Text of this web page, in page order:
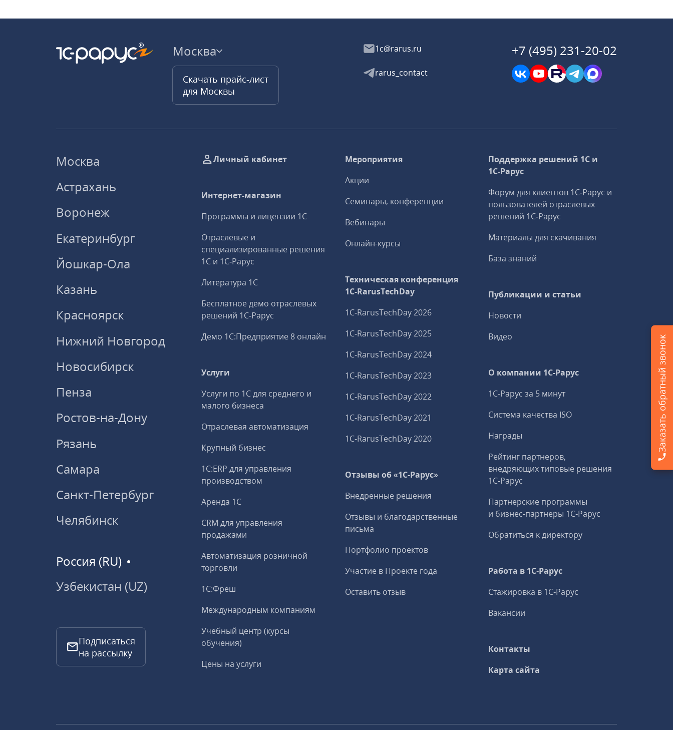
Москва
Скачать прайс-лист
для Москвы
1c@rarus.ru
rarus_contact
+7 (495) 231-20-02
Москва
Астрахань
Воронеж
Екатеринбург
Йошкар-Ола
Казань
Красноярск
Нижний Новгород
Новосибирск
Пенза
Ростов-на-Дону
Рязань
Самара
Санкт-Петербург
Челябинск
Россия (RU)
Узбекистан (UZ)
Подписаться
на рассылку
Личный кабинет
Интернет-магазин
Программы и лицензии 1С
Отраслевые и
специализированные решения
1С и 1С‑Рарус
Литература 1С
Бесплатное демо отраслевых
решений 1С‑Рарус
Демо 1С:Предприятие 8 онлайн
Услуги
Услуги по 1С для среднего и
малого бизнеса
Отраслевая автоматизация
Крупный бизнес
1С:ERP для управления
производством
Аренда 1С
CRM для управления
продажами
Автоматизация розничной
торговли
1С:Фреш
Международным компаниям
Учебный центр (курсы
обучения)
Цены на услуги
Мероприятия
Акции
Семинары, конференции
Вебинары
Онлайн-курсы
Техническая конференция
1C‑RarusTechDay
1C‑RarusTechDay 2026
1C‑RarusTechDay 2025
1C‑RarusTechDay 2024
1C‑RarusTechDay 2023
1C‑RarusTechDay 2022
1C‑RarusTechDay 2021
1C‑RarusTechDay 2020
Отзывы об «1С-Рарус»
Внедренные решения
Отзывы и благодарственные
письма
Портфолио проектов
Участие в Проекте года
Оставить отзыв
Поддержка решений 1С и
1С‑Рарус
Форум для клиентов 1С‑Рарус и
пользователей отраслевых
решений 1С‑Рарус
Материалы для скачивания
База знаний
Публикации и статьи
Новости
Видео
О компании 1C-Рарус
1С-Рарус за 5 минут
Система качества ISO
Награды
Рейтинг партнеров,
внедряющих типовые решения
1С‑Рарус
Партнерские программы
и бизнес‑партнеры 1С‑Рарус
Обратиться к директору
Работа в 1С‑Рарус
Стажировка в 1С‑Рарус
Вакансии
Контакты
Карта сайта
Заказать обратный звонок